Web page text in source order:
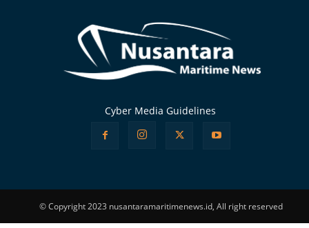
Cyber Media Guidelines
© Copyright 2023 nusantaramaritimenews.id, All right reserved